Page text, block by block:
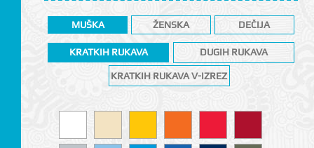
MUŠKA ŽENSKA DEČIJA
KRATKIH RUKAVA DUGIH RUKAVA
KRATKIH RUKAVA V-IZREZ